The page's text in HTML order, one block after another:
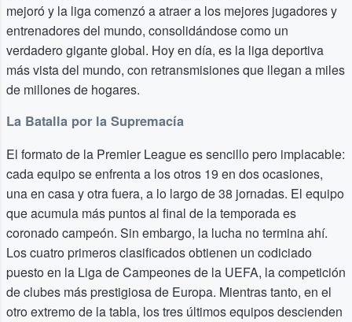
mejoró y la liga comenzó a atraer a los mejores jugadores y
entrenadores del mundo, consolidándose como un
verdadero gigante global. Hoy en día, es la liga deportiva
más vista del mundo, con retransmisiones que llegan a miles
de millones de hogares.
La Batalla por la Supremacía
El formato de la Premier League es sencillo pero implacable:
cada equipo se enfrenta a los otros 19 en dos ocasiones,
una en casa y otra fuera, a lo largo de 38 jornadas. El equipo
que acumula más puntos al final de la temporada es
coronado campeón. Sin embargo, la lucha no termina ahí.
Los cuatro primeros clasificados obtienen un codiciado
puesto en la Liga de Campeones de la UEFA, la competición
de clubes más prestigiosa de Europa. Mientras tanto, en el
otro extremo de la tabla, los tres últimos equipos descienden